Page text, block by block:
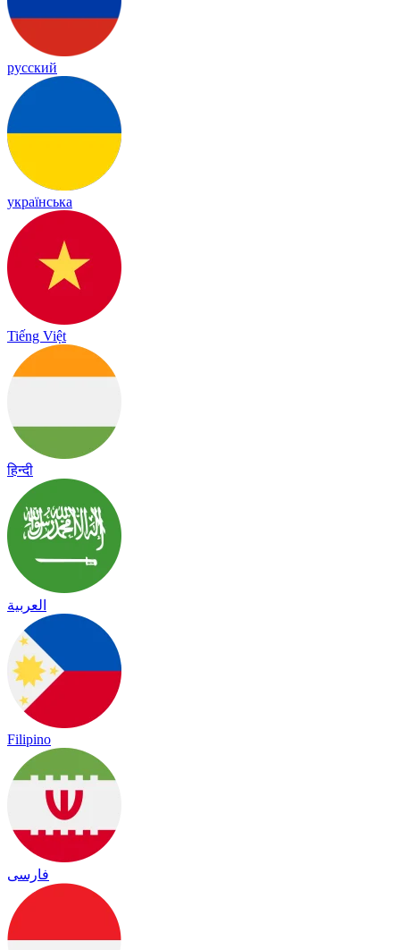
русский
українська
Tiếng Việt
हिन्दी
العربية
Filipino
فارسی